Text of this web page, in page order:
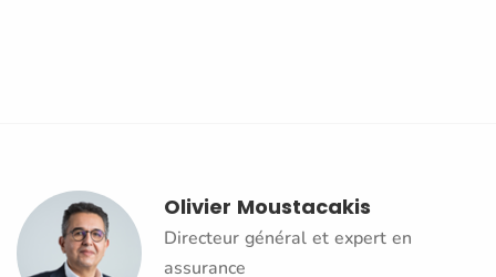
Olivier Moustacakis
Directeur général et expert en
assurance